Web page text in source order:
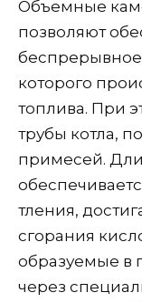
Объемные
позволяют
которого
топлива. При
трубы котла,
примесей.
тления,
сгорания
образуемые в
через